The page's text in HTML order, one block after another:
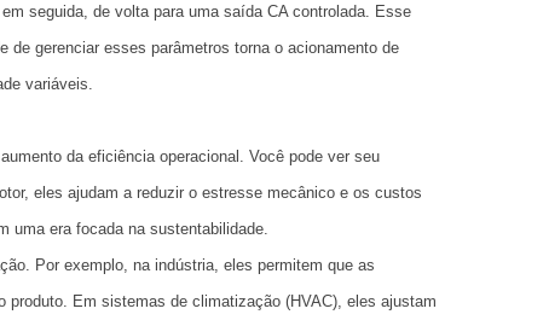
seguida, de volta para uma saída CA controlada. Esse
gerenciar esses parâmetros torna o acionamento de
variáveis.
da eficiência operacional. Você pode ver seu
eles ajudam a reduzir o estresse mecânico e os custos
uma era focada na sustentabilidade.
Por exemplo, na indústria, eles permitem que as
produto. Em sistemas de climatização (HVAC), eles ajustam